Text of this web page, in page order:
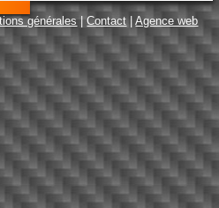
générales |Contact |Agence web